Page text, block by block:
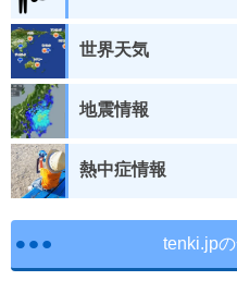
世界天気
地震情報
熱中症情報
tenki.jp